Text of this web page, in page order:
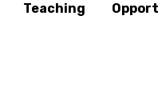
Teaching